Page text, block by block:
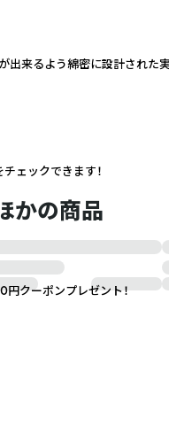
出来るよう綿密に設計された
かの商品
ェックできます！
クーポンプレゼント！